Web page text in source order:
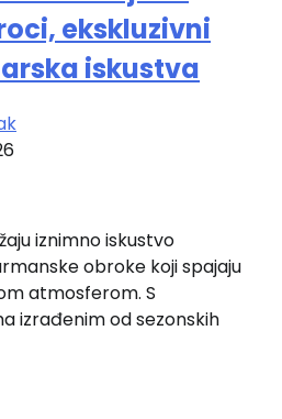
ekskluzivni
iskustva
iznimno iskustvo
obroke koji spajaju
atmosferom. S
izrađenim od sezonskih